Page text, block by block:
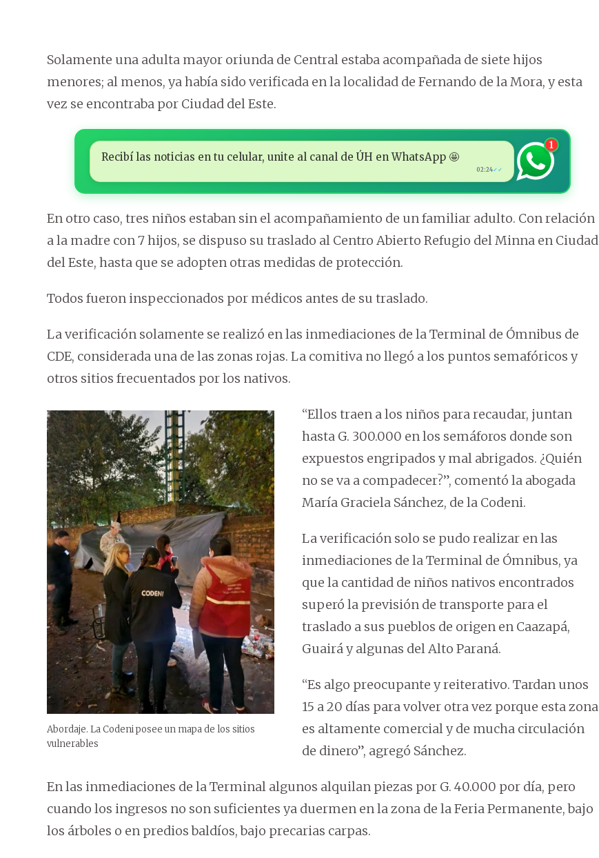
Solamente una adulta mayor oriunda de Central estaba acompañada de siete hijos
menores; al menos, ya había sido verificada en la localidad de Fernando de la Mora, y esta
vez se encontraba por Ciudad del Este.
Recibí las noticias en tu celular, unite al canal de ÚH en WhatsApp 🤩
02:24✓✓
1
En otro caso, tres niños estaban sin el acompañamiento de un familiar adulto. Con relación
a la madre con 7 hijos, se dispuso su traslado al Centro Abierto Refugio del Minna en Ciudad
del Este, hasta que se adopten otras medidas de protección.
Todos fueron inspeccionados por médicos antes de su traslado.
La verificación solamente se realizó en las inmediaciones de la Terminal de Ómnibus de
CDE, considerada una de las zonas rojas. La comitiva no llegó a los puntos semafóricos y
otros sitios frecuentados por los nativos.
Abordaje. La Codeni posee un mapa de los sitios
vulnerables
“Ellos traen a los niños para recaudar, juntan
hasta G. 300.000 en los semáforos donde son
expuestos engripados y mal abrigados. ¿Quién
no se va a compadecer?”, comentó la abogada
María Graciela Sánchez, de la Codeni.
La verificación solo se pudo realizar en las
inmediaciones de la Terminal de Ómnibus, ya
que la cantidad de niños nativos encontrados
superó la previsión de transporte para el
traslado a sus pueblos de origen en Caazapá,
Guairá y algunas del Alto Paraná.
“Es algo preocupante y reiterativo. Tardan unos
15 a 20 días para volver otra vez porque esta zona
es altamente comercial y de mucha circulación
de dinero”, agregó Sánchez.
En las inmediaciones de la Terminal algunos alquilan piezas por G. 40.000 por día, pero
cuando los ingresos no son suficientes ya duermen en la zona de la Feria Permanente, bajo
los árboles o en predios baldíos, bajo precarias carpas.